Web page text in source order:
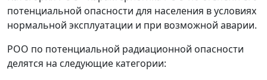
потенциальной опасности для населения в условиях
нормальной эксплуатации и при возможной аварии.
РОО по потенциальной радиационной опасности
делятся на следующие категории: